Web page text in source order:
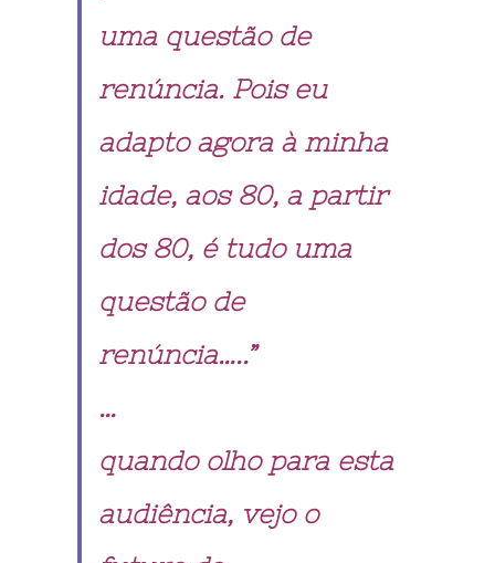
uma questão de
renúncia. Pois eu
adapto agora à minha
idade, aos 80, a partir
dos 80, é tudo uma
questão de
renúncia…..”
…
quando olho para esta
audiência, vejo o